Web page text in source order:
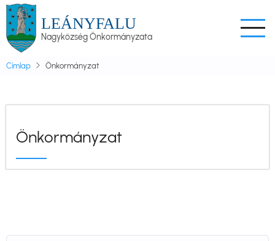
Ugrás
tartalomra
LEÁNYFALU
Nagyközség Önkormányzata
Címlap Önkormányzat
Önkormányzat